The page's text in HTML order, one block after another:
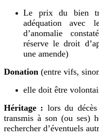
Le prix du bien
adéquation avec
d’anomalie
réserve le droit
une amende)
Donation (entre vifs,
elle doit être vol
Héritage : lors du
transmis à son (ou ses)
rechercher d’éventuels